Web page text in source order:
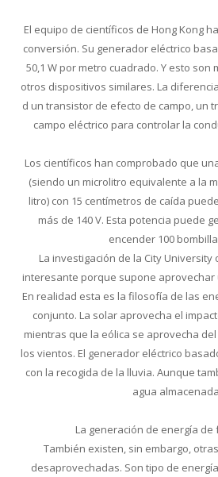
El equipo de científicos de Hong Kong
conversión. Su generador eléctrico
50,1 W por metro cuadrado. Y esto son
otros dispositivos similares. La
d un transistor de efecto de campo, un
campo eléctrico para controlar la
Los científicos han comprobado que
(siendo un microlitro equivalente a la
litro) con 15 centímetros de caída
más de 140 V. Esta potencia puede
encender 100
La investigación de la City University
interesante porque supone
En realidad esta es la filosofía de las
conjunto. La solar aprovecha el
mientras que la eólica se aprovecha
los vientos. El generador eléctrico
con la recogida de la lluvia. Aunque
agua
La generación de energía de
También existen, sin embargo,
desaprovechadas. Son tipo de